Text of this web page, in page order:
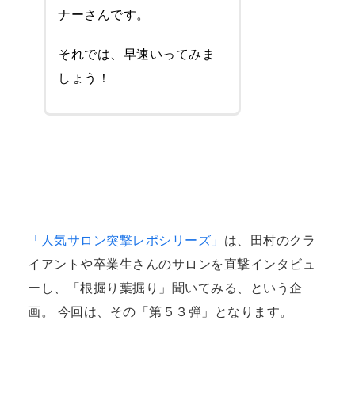
ナーさんです。
それでは、早速いってみま
しょう！
「人気サロン突撃レポシリーズ」 は、田村のクラ
イアントや卒業生さんのサロンを直撃インタビュ
ーし、「根掘り葉掘り」聞いてみる、という企
画。 今回は、その「第５３弾」となります。